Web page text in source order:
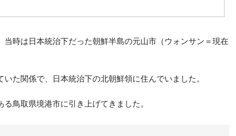
時は日本統治下だった朝鮮半島の元山市（ウォンサン＝現在
た関係で、日本統治下の北朝鮮領に住んでいました。
鳥取県境港市に引き上げてきました。